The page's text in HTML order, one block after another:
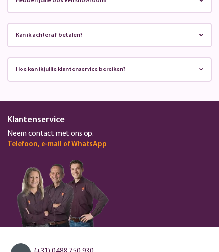
Kan ik achteraf betalen?
Hoe kan ik jullie klantenservice bereiken?
Klantenservice
Neem contact met ons op.
Telefoon, e-mail of WhatsApp